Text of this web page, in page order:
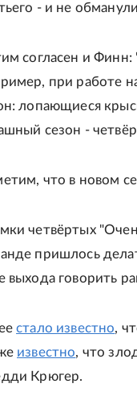
- и не
согласен и
при работе
лопающиеся
сезон -
что в новом
четвёртых
пришлось
выхода говорить
стало известно,
известно, что
Крюгер.